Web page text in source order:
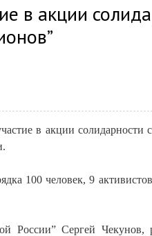
в акции
в акции солидарности
100 человек, 9
России” Сергей Чекунов,